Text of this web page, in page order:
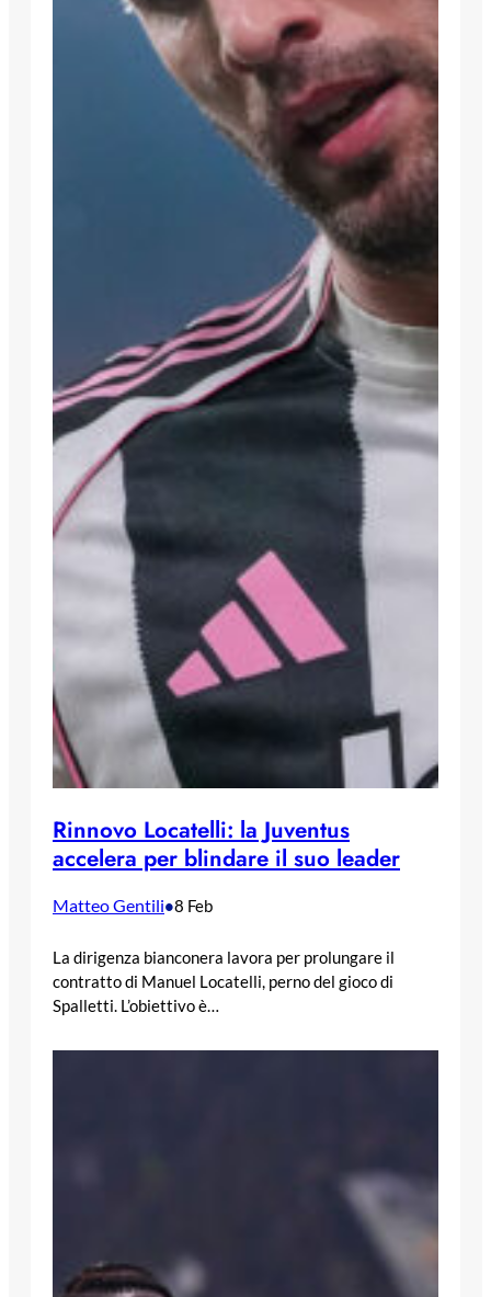
Rinnovo Locatelli: la Juventus
accelera per blindare il suo leader
Matteo Gentili•8 Feb
La dirigenza bianconera lavora per prolungare il
contratto di Manuel Locatelli, perno del gioco di
Spalletti. L’obiettivo è…